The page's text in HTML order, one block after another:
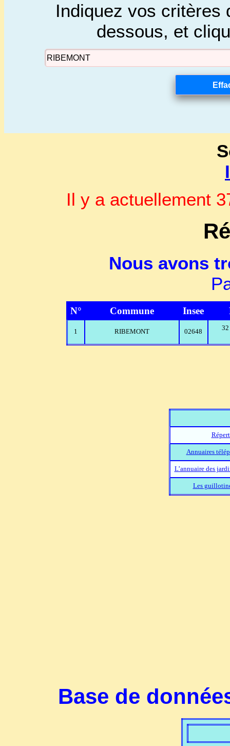
Indiquez vos critères
dessous, et
Il y a actuellement
Nous avons
N° Commune Insee
1 RIBEMONT 02648 32
Annuaires
L’annuaire des
Les
Base de